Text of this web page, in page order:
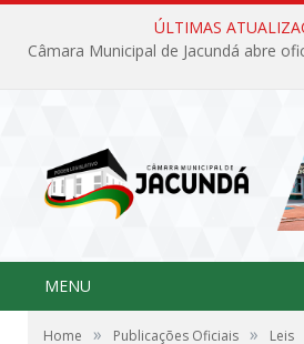
ÚLTIMAS
MENU
Home » Publicações Oficiais » Leis